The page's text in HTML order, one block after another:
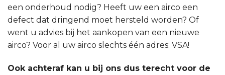
een onderhoud nodig? Heeft uw een airco een
defect dat dringend moet hersteld worden? Of
went u advies bij het aankopen van een nieuwe
airco? Voor al uw airco slechts één adres: VSA!
Ook achteraf kan u bij ons dus terecht voor de